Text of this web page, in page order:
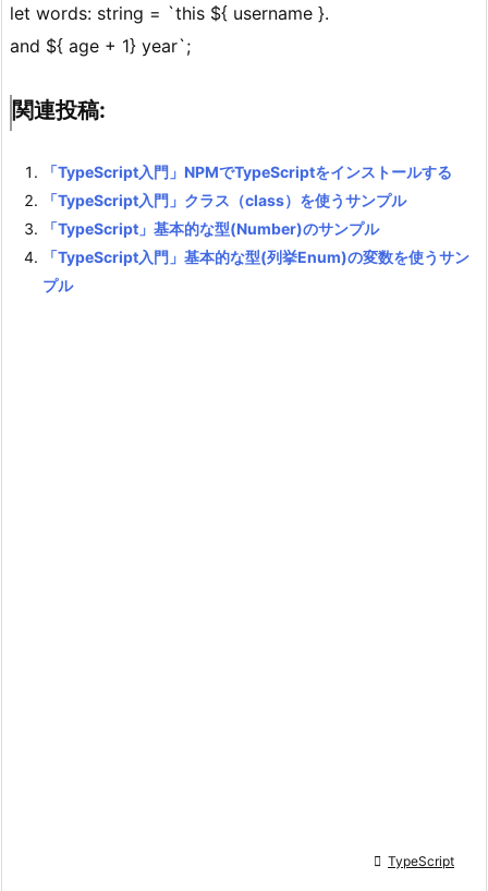
let words: string = `this ${ username }.
and ${ age + 1} year`;
関連投稿:
「TypeScript入門」NPMでTypeScriptをインストールする
「TypeScript入門」クラス（class）を使うサンプル
「TypeScript」基本的な型(Number)のサンプル
「TypeScript入門」基本的な型(列挙Enum)の変数を使うサン
プル
 TypeScript